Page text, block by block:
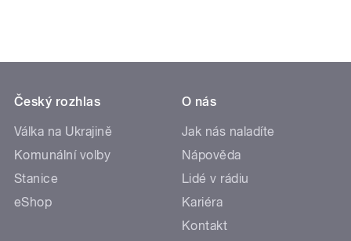
Český rozhlas
Válka na Ukrajině
Komunální volby
Stanice
eShop
O nás
Jak nás naladíte
Nápověda
Lidé v rádiu
Kariéra
Kontakt